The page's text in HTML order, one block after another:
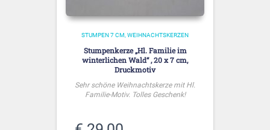
STUMPEN 7 CM WEIHNACHTSKERZEN
Stumpenkerze „Hl. Familie im
winterlichen Wald“ , 20 x 7 cm,
Druckmotiv
Sehr schöne Weihnachtskerze mit Hl.
Familie-Motiv. Tolles Geschenk!